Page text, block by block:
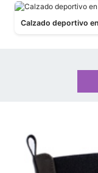
Calzado deportivo